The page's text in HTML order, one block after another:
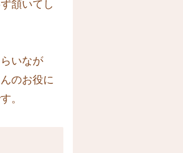
頷いてし
いなが
のお役に
。